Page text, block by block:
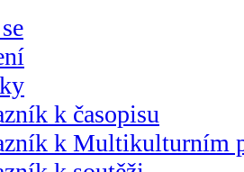
k časopisu
k Multikulturním